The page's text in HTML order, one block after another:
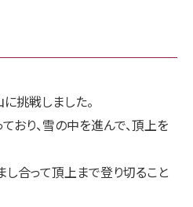
挑戦しました。
おり、雪の中を進んで、頂上を
し合って頂上まで登り切ること